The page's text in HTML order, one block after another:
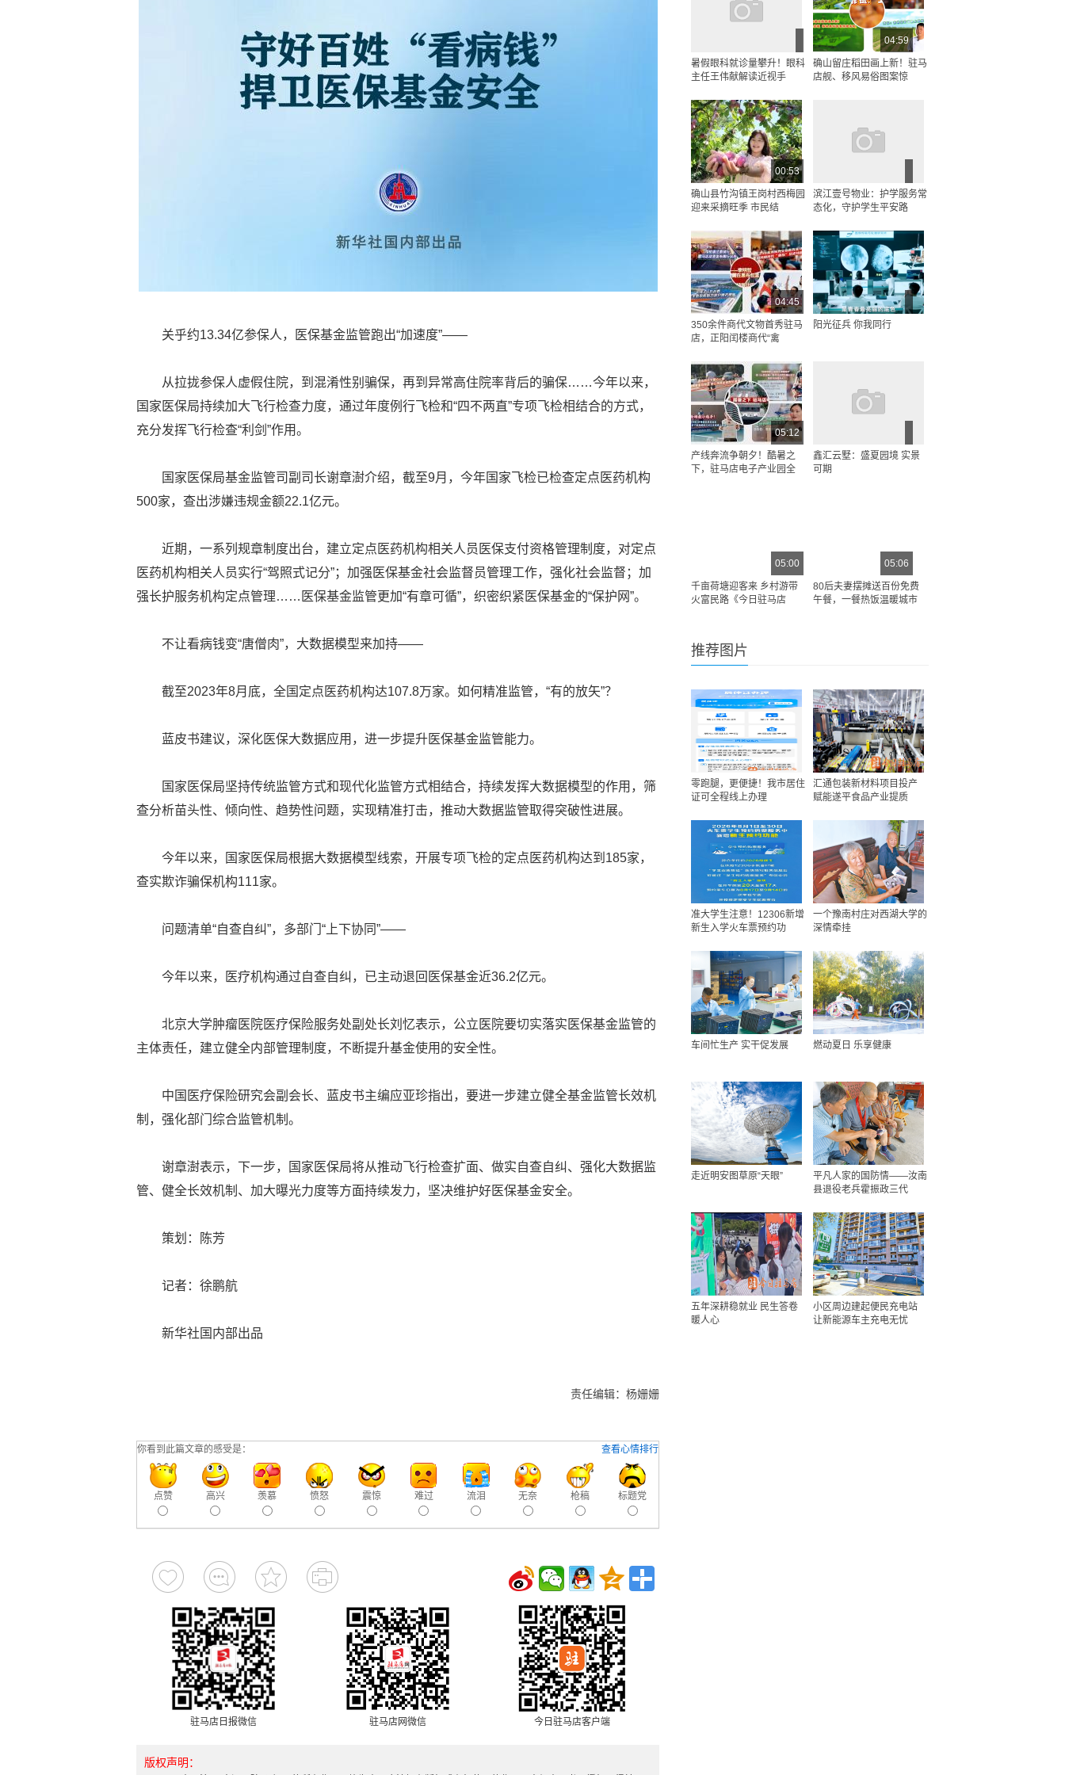
关乎约13.34亿参保人，医保基金监管跑出“加速度”——
从拉拢参保人虚假住院，到混淆性别骗保，再到异常高住院率背后的骗保……今年以来，
国家医保局持续加大飞行检查力度，通过年度例行飞检和“四不两直”专项飞检相结合的方式，
充分发挥飞行检查“利剑”作用。
国家医保局基金监管司副司长谢章澍介绍，截至9月，今年国家飞检已检查定点医药机构
500家，查出涉嫌违规金额22.1亿元。
近期，一系列规章制度出台，建立定点医药机构相关人员医保支付资格管理制度，对定点
医药机构相关人员实行“驾照式记分”；加强医保基金社会监督员管理工作，强化社会监督；加
强长护服务机构定点管理……医保基金监管更加“有章可循”，织密织紧医保基金的“保护网”。
不让看病钱变“唐僧肉”，大数据模型来加持——
截至2023年8月底，全国定点医药机构达107.8万家。如何精准监管，“有的放矢”？
蓝皮书建议，深化医保大数据应用，进一步提升医保基金监管能力。
国家医保局坚持传统监管方式和现代化监管方式相结合，持续发挥大数据模型的作用，筛
查分析苗头性、倾向性、趋势性问题，实现精准打击，推动大数据监管取得突破性进展。
今年以来，国家医保局根据大数据模型线索，开展专项飞检的定点医药机构达到185家，
查实欺诈骗保机构111家。
问题清单“自查自纠”，多部门“上下协同”——
今年以来，医疗机构通过自查自纠，已主动退回医保基金近36.2亿元。
北京大学肿瘤医院医疗保险服务处副处长刘忆表示，公立医院要切实落实医保基金监管的
主体责任，建立健全内部管理制度，不断提升基金使用的安全性。
中国医疗保险研究会副会长、蓝皮书主编应亚珍指出，要进一步建立健全基金监管长效机
制，强化部门综合监管机制。
谢章澍表示，下一步，国家医保局将从推动飞行检查扩面、做实自查自纠、强化大数据监
管、健全长效机制、加大曝光力度等方面持续发力，坚决维护好医保基金安全。
策划：陈芳
记者：徐鹏航
新华社国内部出品
责任编辑：杨姗姗
查看心情排行
你看到此篇文章的感受是：
点赞 高兴 羡慕 愤怒 震惊 难过 流泪 无奈 枪稿 标题党
驻马店日报微信 驻马店网微信 今日驻马店客户端
版权声明：
暑假眼科就诊量攀升！眼科
主任王伟献解读近视手
04:59
确山留庄稻田画上新！驻马
店舰、移风易俗图案惊
00:53
确山县竹沟镇王岗村西梅园
迎来采摘旺季 市民结
滨江壹号物业：护学服务常
态化，守护学生平安路
04:45
350余件商代文物首秀驻马
店，正阳闰楼商代“禽
阳光征兵 你我同行
05:12
产线奔流争朝夕！酷暑之
下，驻马店电子产业园全
鑫汇云墅：盛夏园境 实景
可期
05:00
千亩荷塘迎客来 乡村游带
火富民路《今日驻马店
05:06
80后夫妻摆摊送百份免费
午餐，一餐热饭温暖城市
推荐图片
零跑腿，更便捷！我市居住
证可全程线上办理
汇通包装新材料项目投产
赋能遂平食品产业提质
准大学生注意！12306新增
新生入学火车票预约功
一个豫南村庄对西湖大学的
深情牵挂
车间忙生产 实干促发展 燃动夏日 乐享健康
走近明安图草原“天眼”
平凡人家的国防情——汝南
县退役老兵霍振政三代
五年深耕稳就业 民生答卷
暖人心
小区周边建起便民充电站
让新能源车主充电无忧